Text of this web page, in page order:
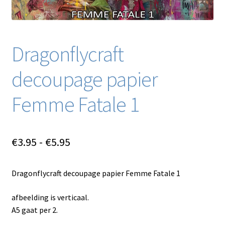
Dragonflycraft
decoupage papier
Femme Fatale 1
€3.95 - €5.95Prijsklasse:
tot
€5.95
Dragonflycraft decoupage papier Femme Fatale 1
afbeelding is verticaal.
A5 gaat per 2.